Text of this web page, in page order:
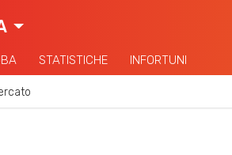
STATISTICHE INFORTUNI